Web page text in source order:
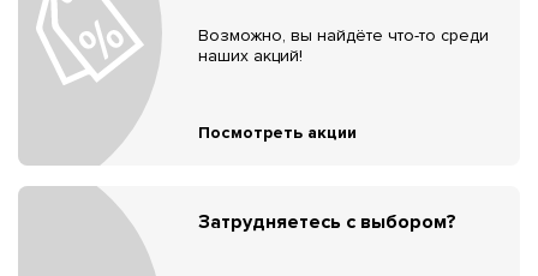
Возможно, вы найдёте что-то среди
наших акций!
Посмотреть акции
Затрудняетесь с выбором?